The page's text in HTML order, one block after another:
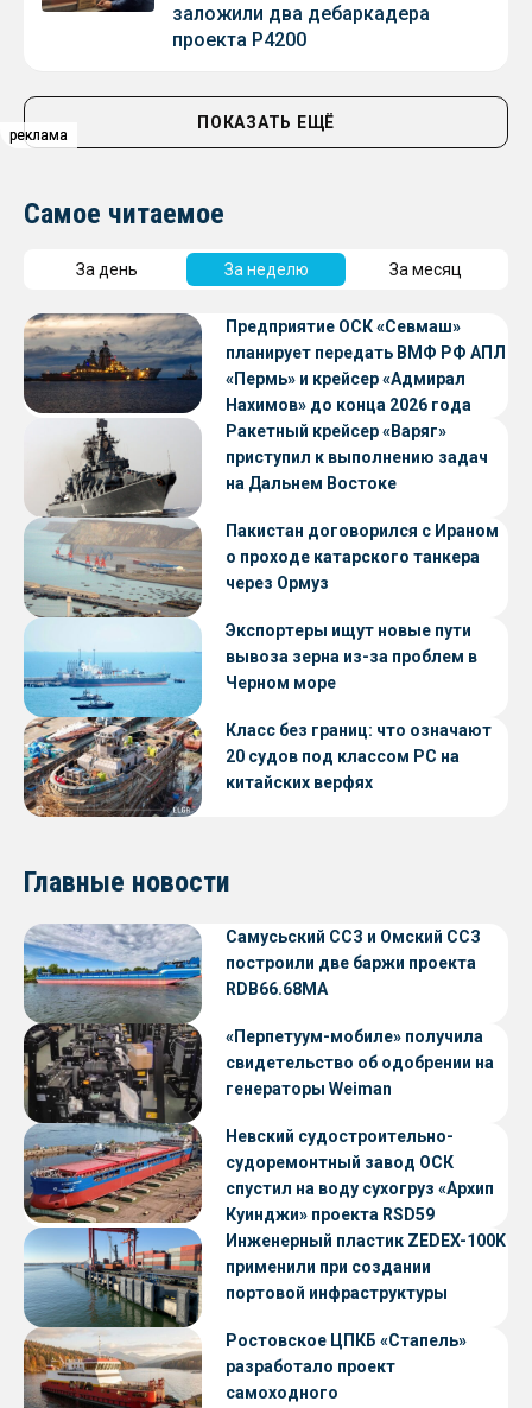
реклама
реклама
реклама
заложили два дебаркадера
проекта Р4200
ПОКАЗАТЬ ЕЩЁ
Самое читаемое
За день За неделю За месяц
Предприятие ОСК «Севмаш»
планирует передать ВМФ РФ АПЛ
«Пермь» и крейсер «Адмирал
Нахимов» до конца 2026 года
Ракетный крейсер «Варяг»
приступил к выполнению задач
на Дальнем Востоке
Пакистан договорился с Ираном
о проходе катарского танкера
через Ормуз
Экспортеры ищут новые пути
вывоза зерна из-за проблем в
Черном море
Класс без границ: что означают
20 судов под классом РС на
китайских верфях
Главные новости
Самусьский ССЗ и Омский ССЗ
построили две баржи проекта
RDB66.68МА
«Перпетуум-мобиле» получила
свидетельство об одобрении на
генераторы Weiman
Невский судостроительно-
судоремонтный завод ОСК
спустил на воду сухогруз «Архип
Куинджи» проекта RSD59
Инженерный пластик ZEDEX-100K
применили при создании
портовой инфраструктуры
Ростовское ЦПКБ «Стапель»
разработало проект
самоходного